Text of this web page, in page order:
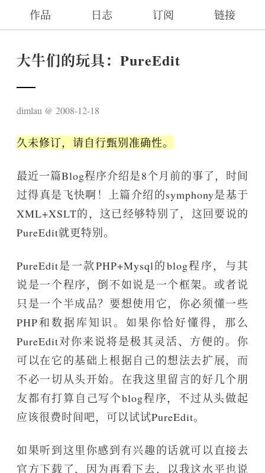
作品 日志 订阅 链接
大牛们的玩具：PureEdit
dimlau 2008-12-18
久未修订，请自行甄别准确性。
最近一篇Blog程序介绍是8个月前的事了，时间
过得真是飞快啊！上篇介绍的symphony是基于
XML+XSLT的，这已经够特别了，这回要说的
PureEdit就更特别。
PureEdit是一款PHP+Mysql的blog程序，与其
说是一个程序，倒不如说是一个框架。或者说
只是一个半成品？要想使用它，你必须懂一些
PHP和数据库知识。如果你恰好懂得，那么
PureEdit对你来说将是极其灵活、方便的。你
可以在它的基础上根据自己的想法去扩展，而
不必一切从头开始。在我这里留言的好几个朋
友都有打算自己写个blog程序，不过从头做起
应该很费时间吧，可以试试PureEdit。
如果听到这里你感到有兴趣的话就可以直接去
官方下载了，因为再看下去，以我这水平也说